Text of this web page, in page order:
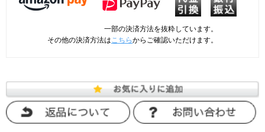
一部の決済方法を抜粋しています。
その他の決済方法は こちらからご確認いただけます。